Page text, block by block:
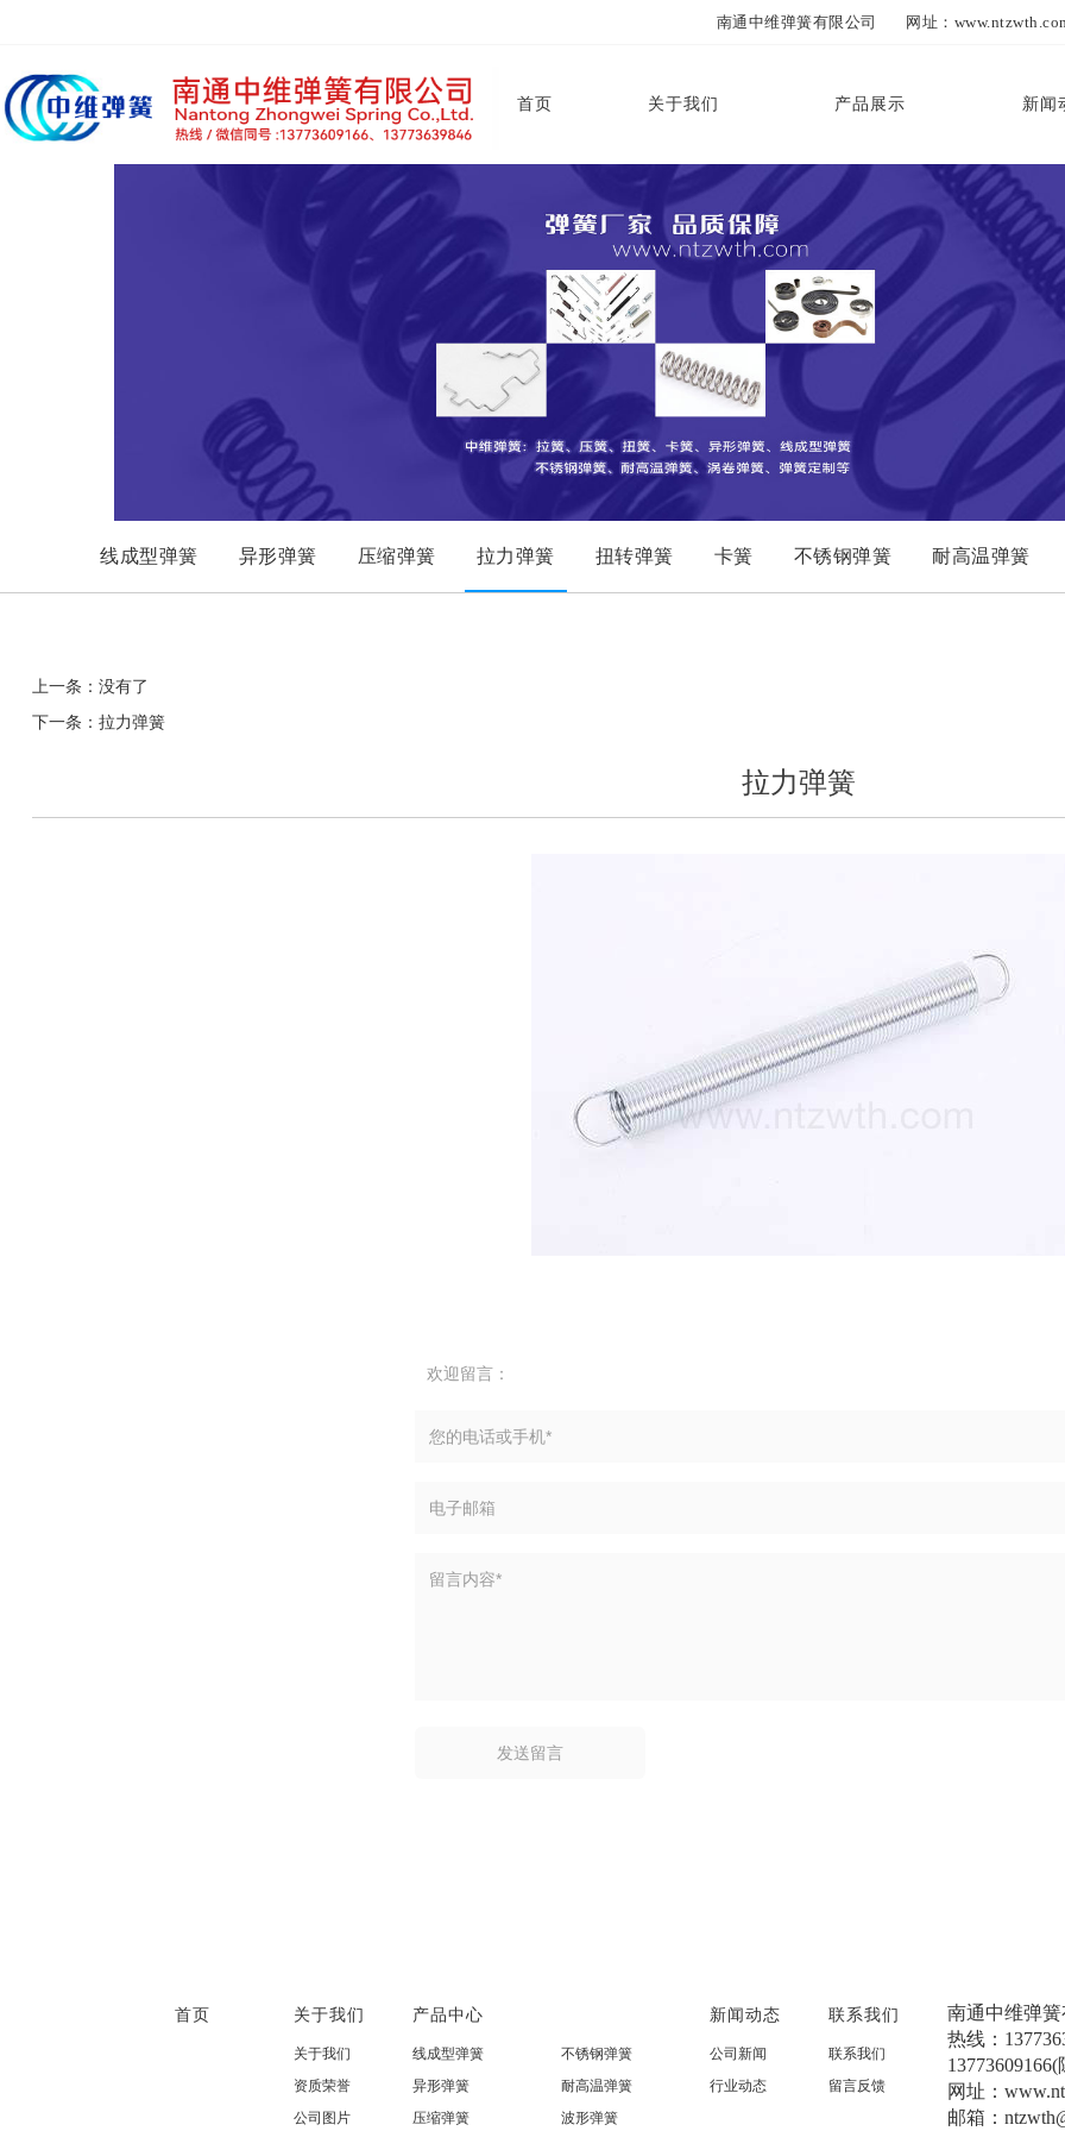
南通中维弹簧有限公司 网址：
首页 关于我们 产品展示 新闻
线成型弹簧 异形弹簧 压缩弹簧 拉力弹簧 扭转弹簧 卡簧 不锈钢弹簧 耐高温弹簧
上一条：没有了
下一条：拉力弹簧
拉力弹簧
欢迎留言：
首页 关于我们
关于我们
资质荣誉
公司图片
产品中心
线成型弹簧
异形弹簧
压缩弹簧
不锈钢弹簧
耐高温弹簧
波形弹簧
新闻动态
公司新闻
行业动态
联系我们
联系我们
留言反馈
南通中维弹簧
热线：
网址：
邮箱：